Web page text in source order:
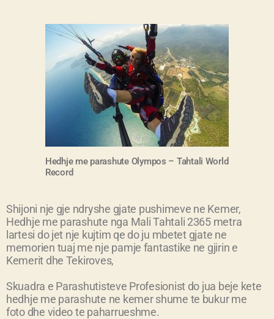
Hedhje me parashute Olympos – Tahtali World
Record
Shijoni nje gje ndryshe gjate pushimeve ne Kemer,
Hedhje me parashute nga Mali Tahtali 2365 metra
lartesi do jet nje kujtim qe do ju mbetet gjate ne
memorien tuaj me nje pamje fantastike ne gjirin e
Kemerit dhe Tekiroves,
Skuadra e Parashutisteve Profesionist do jua beje kete
hedhje me parashute ne kemer shume te bukur me
foto dhe video te paharrueshme.